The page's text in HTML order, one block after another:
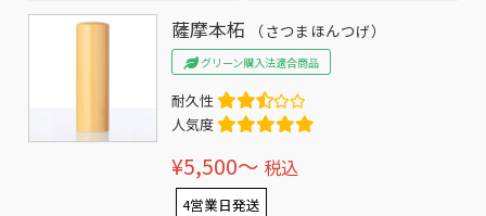
薩摩本柘 （さつまほんつげ）
グリーン購入法適合商品
耐久性
人気度
¥5,500〜 税込
4営業日発送